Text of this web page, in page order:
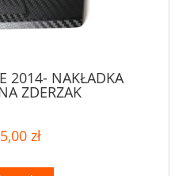
2014- NAKŁADKA
ZDERZAK
zł